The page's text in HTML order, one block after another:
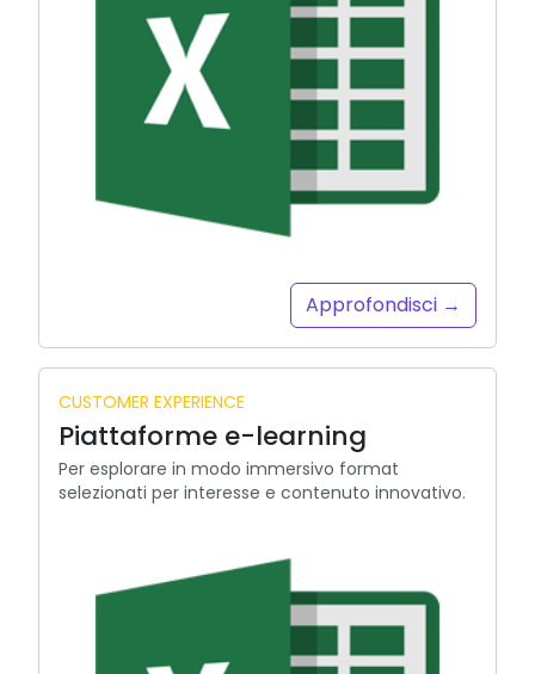
Approfondisci →
CUSTOMER EXPERIENCE
Piattaforme e-learning
Per esplorare in modo immersivo format
selezionati per interesse e contenuto innovativo.